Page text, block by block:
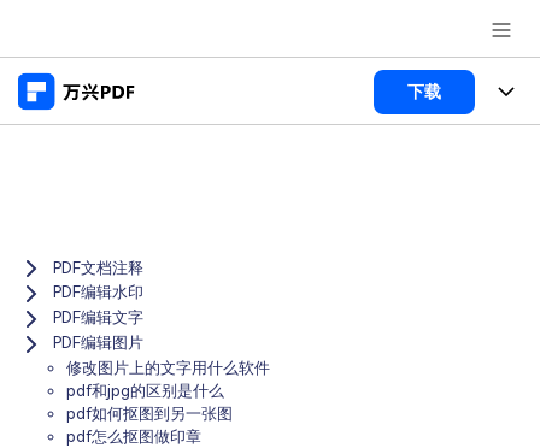
推荐产品
关于万兴
加入我们
帮助中心
下载
万兴PDF Windows版
万兴PDF Mac版
移动端
万兴PDF 安卓版
PDF新功能
PDF编辑器
PDF合并工具
PDF转换器
商业合作
学校&教育
企业采购
帮助中心
产品支持
用户指南 登录
PDF文档注释
PDF编辑水印
PDF编辑文字
PDF编辑图片
修改图片上的文字用什么软件
pdf和jpg的区别是什么
pdf如何抠图到另一张图
pdf怎么抠图做印章